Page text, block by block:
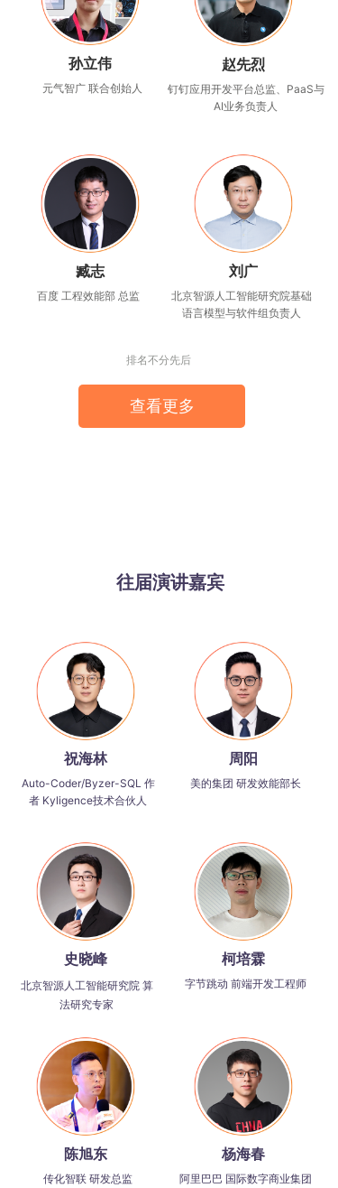
孙立伟
元气智广 联合创始人
查看更多
臧志
百度 工程效能部 总监
刘广
北京智源人工智能研究院基础
语言模型与软件组负责人
赵先烈
钉钉应用开发平台总监、PaaS与
AI业务负责人
排名不分先后
查看更多
祝海林
Auto-Coder/Byzer-SQL 作
者 Kyligence技术合伙人
史晓峰
北京智源人工智能研究院 算
法研究专家
陈旭东
传化智联 研发总监
周阳
美的集团 研发效能部长
柯培霖
字节跳动 前端开发工程师
杨海春
阿里巴巴 国际数字商业集团
往届演讲嘉宾